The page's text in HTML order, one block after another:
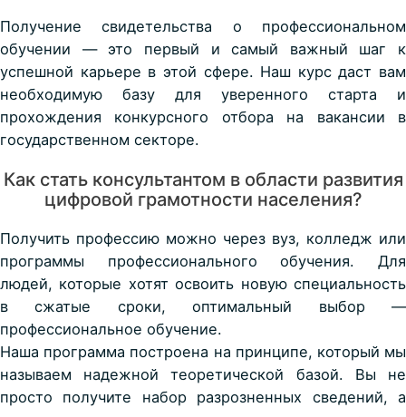
Получение свидетельства о профессиональном
обучении — это первый и самый важный шаг к
успешной карьере в этой сфере. Наш курс даст вам
необходимую базу для уверенного старта и
прохождения конкурсного отбора на вакансии в
государственном секторе.
Как стать консультантом в области развития
цифровой грамотности населения?
Получить профессию можно через вуз, колледж или
программы профессионального обучения. Для
людей, которые хотят освоить новую специальность
в сжатые сроки, оптимальный выбор —
профессиональное обучение.
Наша программа построена на принципе, который мы
называем надежной теоретической базой. Вы не
просто получите набор разрозненных сведений, а